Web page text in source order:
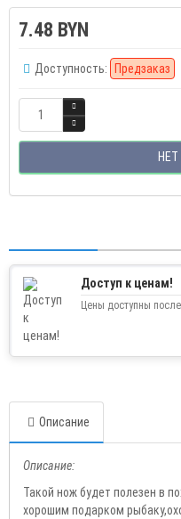
7.48 BYN
Доступность: Предзаказ
Доступ к ценам!
Цены доступны
Описание
Описание:
Такой нож будет полезен в
хорошим подарком